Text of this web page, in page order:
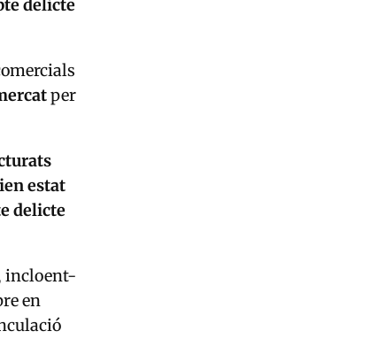
delicte
per
estat
delicte
incloent-
en